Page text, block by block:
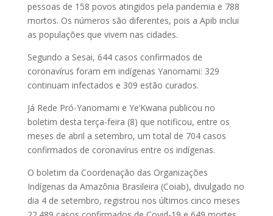
pessoas de 158 povos atingidos pela pandemia e 788
mortos. Os números são diferentes, pois a Apib inclui
as populações que vivem nas cidades.
Segundo a Sesai, 644 casos confirmados de
coronavírus foram em indígenas Yanomami: 329
continuam infectados e 309 estão curados.
Já Rede Pró-Yanomami e Ye’Kwana publicou no
boletim desta terça-feira (8) que notificou, entre os
meses de abril a setembro, um total de 704 casos
confirmados de coronavírus entre os indígenas.
O boletim da Coordenação das Organizações
Indígenas da Amazônia Brasileira (Coiab), divulgado no
dia 4 de setembro, registrou nos últimos cinco meses